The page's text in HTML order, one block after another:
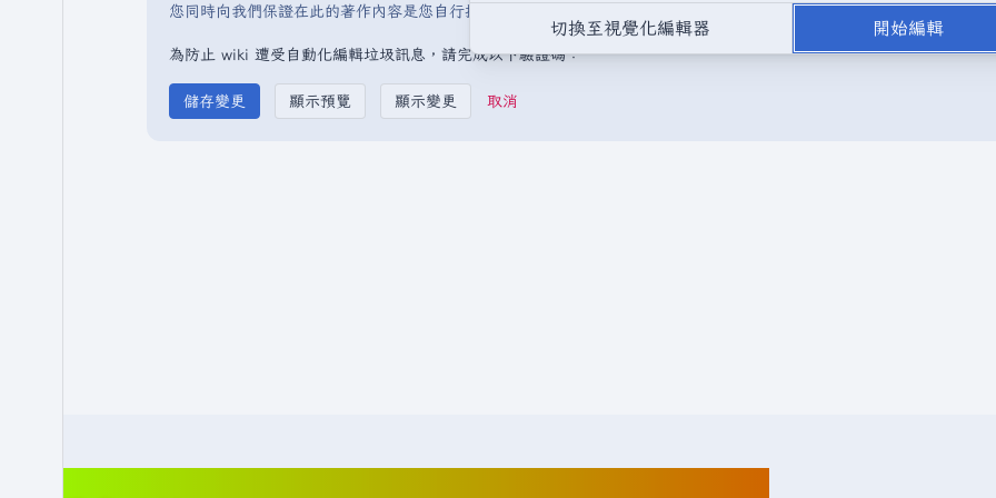
您同時向我們保證在此的著作內容是您自行撰寫，或是取自不受版權保護的公開領域或自由資源。請勿在未經授權的情況
為防止 wiki 遭受自動化編輯垃圾訊息，請完成以下驗證碼：
取消
切換至視覺化編輯器 開始編輯